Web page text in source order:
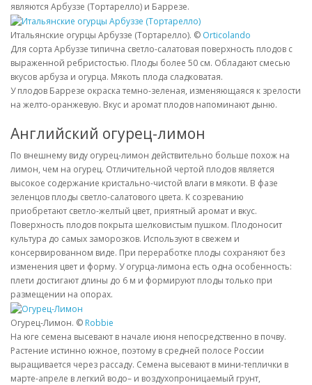
являются Арбуззе (Тортарелло) и Баррезе.
Итальянские огурцы Арбуззе (Тортарелло). © Orticolando
Для сорта Арбуззе типична светло-салатовая поверхность плодов с
выраженной ребристостью. Плоды более 50 см. Обладают смесью
вкусов арбуза и огурца. Мякоть плода сладковатая.
У плодов Баррезе окраска темно-зеленая, изменяющаяся к зрелости
на желто-оранжевую. Вкус и аромат плодов напоминают дыню.
Английский огурец-лимон
По внешнему виду огурец-лимон действительно больше похож на
лимон, чем на огурец. Отличительной чертой плодов является
высокое содержание кристально-чистой влаги в мякоти. В фазе
зеленцов плоды светло-салатового цвета. К созреванию
приобретают светло-желтый цвет, приятный аромат и вкус.
Поверхность плодов покрыта шелковистым пушком. Плодоносит
культура до самых заморозков. Используют в свежем и
консервированном виде. При переработке плоды сохраняют без
изменения цвет и форму. У огурца-лимона есть одна особенность:
плети достигают длины до 6 м и формируют плоды только при
размещении на опорах.
Огурец-Лимон. © Robbie
На юге семена высевают в начале июня непосредственно в почву.
Растение истинно южное, поэтому в средней полосе России
выращивается через рассаду. Семена высевают в мини-теплички в
марте-апреле в легкий водо– и воздухопроницаемый грунт,